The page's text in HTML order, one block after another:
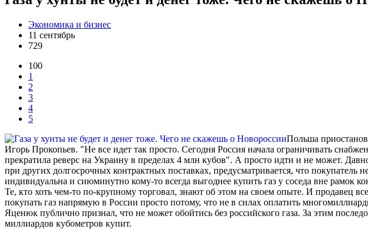
Экономика и бизнес
11 сентябрь
729
100
1
2
3
4
5
Польша
Игорь Прокопьев. "Не все идет так просто. Сегодня Россия начала ограничивать
прекратила реверс на Украину в пределах 4 млн кубов". А просто идти и не может.
при других долгосрочных контрактных поставках, предусматривается, что покупатель
индивидуальна и сиюминутно кому-то всегда выгоднее купить газ у соседа вне рамок
Те, кто хоть чем-то по-крупному торговал, знают об этом на своем опыте. И продавец
покупать газ напрямую в России просто потому, что не в силах оплатить
Яценюк публично признал, что не может обойтись без российского газа. За этим
миллиардов кубометров купит.